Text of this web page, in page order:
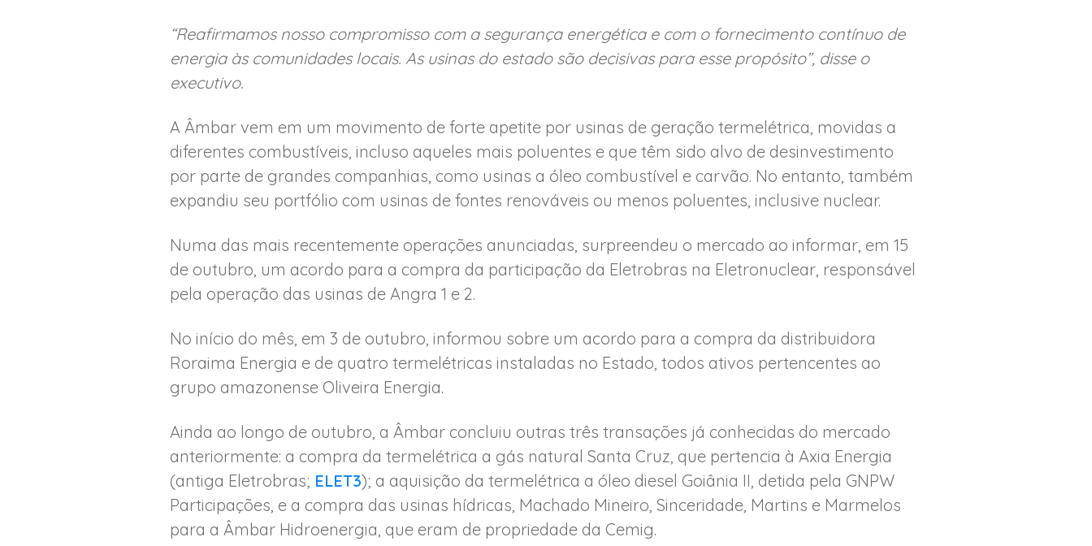
“Reafirmamos nosso compromisso com a segurança energética e com o fornecimento contínuo de
energia às comunidades locais. As usinas do estado são decisivas para esse propósito”, disse o
executivo.
A Âmbar vem em um movimento de forte apetite por usinas de geração termelétrica, movidas a
diferentes combustíveis, incluso aqueles mais poluentes e que têm sido alvo de desinvestimento
por parte de grandes companhias, como usinas a óleo combustível e carvão. No entanto, também
expandiu seu portfólio com usinas de fontes renováveis ou menos poluentes, inclusive nuclear.
Numa das mais recentemente operações anunciadas, surpreendeu o mercado ao informar, em 15
de outubro, um acordo para a compra da participação da Eletrobras na Eletronuclear, responsável
pela operação das usinas de Angra 1 e 2.
No início do mês, em 3 de outubro, informou sobre um acordo para a compra da distribuidora
Roraima Energia e de quatro termelétricas instaladas no Estado, todos ativos pertencentes ao
grupo amazonense Oliveira Energia.
Ainda ao longo de outubro, a Âmbar concluiu outras três transações já conhecidas do mercado
anteriormente: a compra da termelétrica a gás natural Santa Cruz, que pertencia à Axia Energia
(antiga Eletrobras; ELET3); a aquisição da termelétrica a óleo diesel Goiânia II, detida pela GNPW
Participações, e a compra das usinas hídricas, Machado Mineiro, Sinceridade, Martins e Marmelos
para a Âmbar Hidroenergia, que eram de propriedade da Cemig.